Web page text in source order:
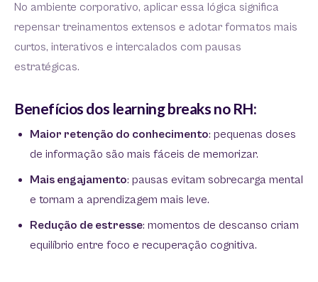
No ambiente corporativo, aplicar essa lógica significa
repensar treinamentos extensos e adotar formatos mais
curtos, interativos e intercalados com pausas
estratégicas.
Benefícios dos learning breaks no RH:
Maior retenção do conhecimento: pequenas doses
de informação são mais fáceis de memorizar.
Mais engajamento: pausas evitam sobrecarga mental
e tornam a aprendizagem mais leve.
Redução de estresse: momentos de descanso criam
equilíbrio entre foco e recuperação cognitiva.